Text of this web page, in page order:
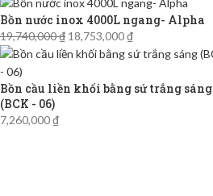
Bồn nước inox 4000L ngang- Alpha
19,740,000₫ 18,753,000₫
Bồn cầu liền khối bằng sứ trắng sáng
(BCK - 06)
7,260,000₫